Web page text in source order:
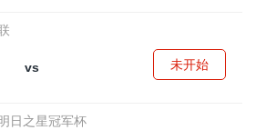
vs
未开始
日之星冠军杯